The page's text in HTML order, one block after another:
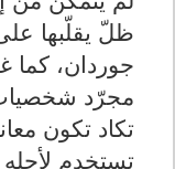
ظلّ يقلّبها
جوردان، كما
مجرّد
تكاد تكون
تستخدم